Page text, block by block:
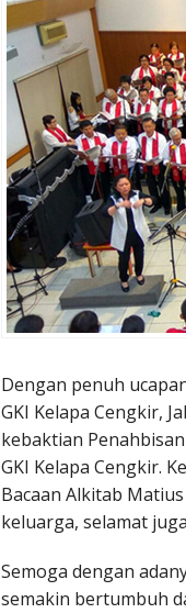
Dengan penuh
GKI Kelapa Cengkir,
kebaktian
GKI Kelapa Cengkir.
Bacaan Alkitab
keluarga, selamat
Semoga dengan
semakin bertumbuh